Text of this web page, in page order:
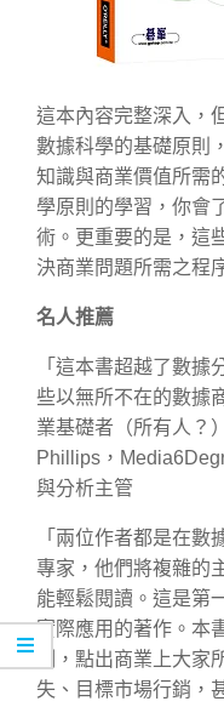
這本內容完整深入，
數據科學的基礎原則
知識與商業價值所需
學原則的學習，你會
術。更重要的是，這
決商業問題所需之程
名人推薦
「這本書超越了數據
些以無所不在的數據
業基礎者（所有人？
Phillips，
與分析主管
「兩位作者都是在數
專家，他們將複雜的
能輕鬆閱讀。這是第
實際應用的著作。本
例，點出商業上大家
失、目標市場行銷，